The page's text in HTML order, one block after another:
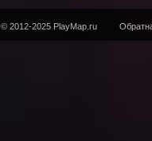
© 2012-2025 PlayMap.ru